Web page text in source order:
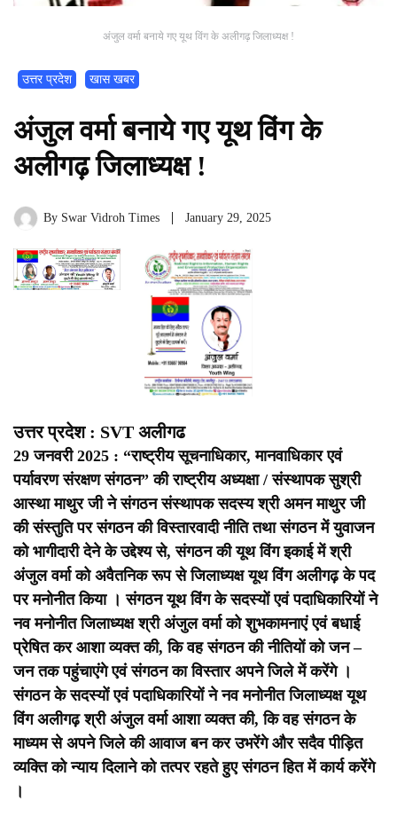
अंजुल वर्मा बनाये गए यूथ विंग के अलीगढ़ जिलाध्यक्ष !
उत्तर प्रदेश खास खबर
अंजुल वर्मा बनाये गए यूथ विंग के
अलीगढ़ जिलाध्यक्ष !
By Swar Vidroh Times January 29, 2025
उत्तर प्रदेश : SVT अलीगढ
29 जनवरी 2025 : “राष्ट्रीय सूचनाधिकार, मानवाधिकार एवं
पर्यावरण संरक्षण संगठन” की राष्ट्रीय अध्यक्षा / संस्थापक सुश्री
आस्था माथुर जी ने संगठन संस्थापक सदस्य श्री अमन माथुर जी
की संस्तुति पर संगठन की विस्तारवादी नीति तथा संगठन में युवाजन
को भागीदारी देने के उद्देश्य से, संगठन की यूथ विंग इकाई में श्री
अंजुल वर्मा को अवैतनिक रूप से जिलाध्यक्ष यूथ विंग अलीगढ़ के पद
पर मनोनीत किया ।संगठन यूथ विंग के सदस्यों एवं पदाधिकारियों ने
नव मनोनीत जिलाध्यक्ष श्री अंजुल वर्मा को शुभकामनाएं एवं बधाई
प्रेषित कर आशा व्यक्त की, कि वह संगठन की नीतियों को जन –
जन तक पहुंचाएंगे एवं संगठन का विस्तार अपने जिले में करेंगे ।
संगठन के सदस्यों एवं पदाधिकारियों ने नव मनोनीत जिलाध्यक्ष यूथ
विंग अलीगढ़ श्री अंजुल वर्मा आशा व्यक्त की, कि वह संगठन के
माध्यम से अपने जिले की आवाज बन कर उभरेंगे और सदैव पीड़ित
व्यक्ति को न्याय दिलाने को तत्पर रहते हुए संगठन हित में कार्य करेंगे
।